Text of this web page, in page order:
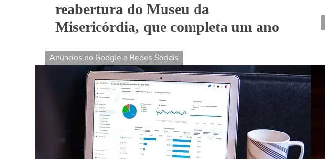
reabertura do Museu da
Misericórdia, que completa um ano
Anúncios no Google e Redes Sociais